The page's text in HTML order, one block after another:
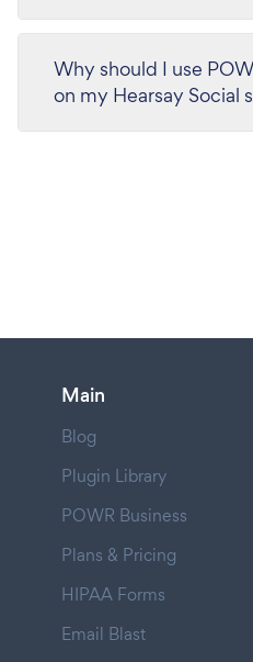
Why should I use
on my Hearsay Social
Main
Blog
Plugin Library
POWR Business
Plans & Pricing
HIPAA Forms
Email Blast